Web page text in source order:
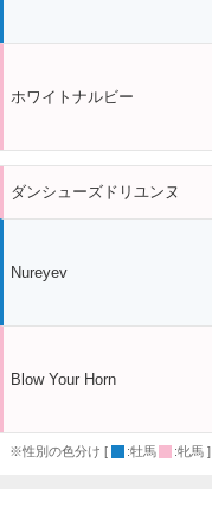
ホワイトナルビー
ダンシューズドリユンヌ
Nureyev
Blow Your Horn
※性別の色分け [ :牡馬 :牝馬 ]